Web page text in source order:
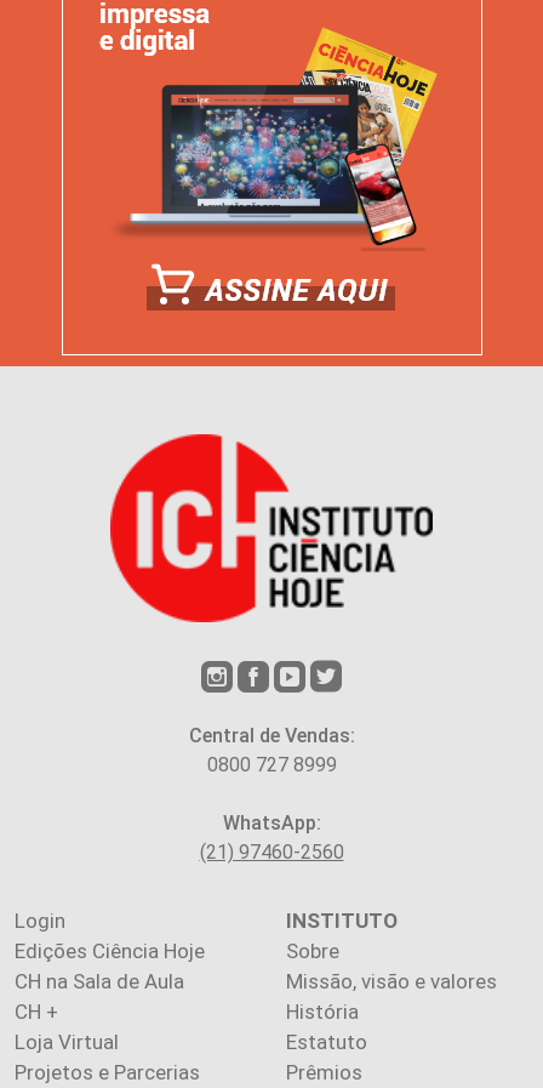
Central de Vendas:
0800 727 8999
WhatsApp:
(21) 97460-2560
Login
Edições Ciência Hoje
CH na Sala de Aula
CH +
Loja Virtual
Projetos e Parcerias
INSTITUTO
Sobre
Missão, visão e valores
História
Estatuto
Prêmios